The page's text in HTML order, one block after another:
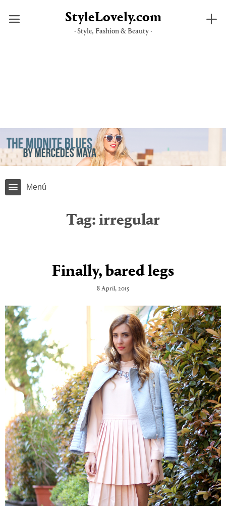
StyleLovely.com
· Style, Fashion & Beauty ·
Menú
Tag: irregular
Finally, bared legs
8 April, 2015